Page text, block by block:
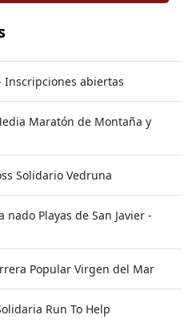
Inscripciones abiertas
Maratón de Montaña y
Solidario Vedruna
Playas de San Javier -
Popular Virgen del Mar
Run To Help